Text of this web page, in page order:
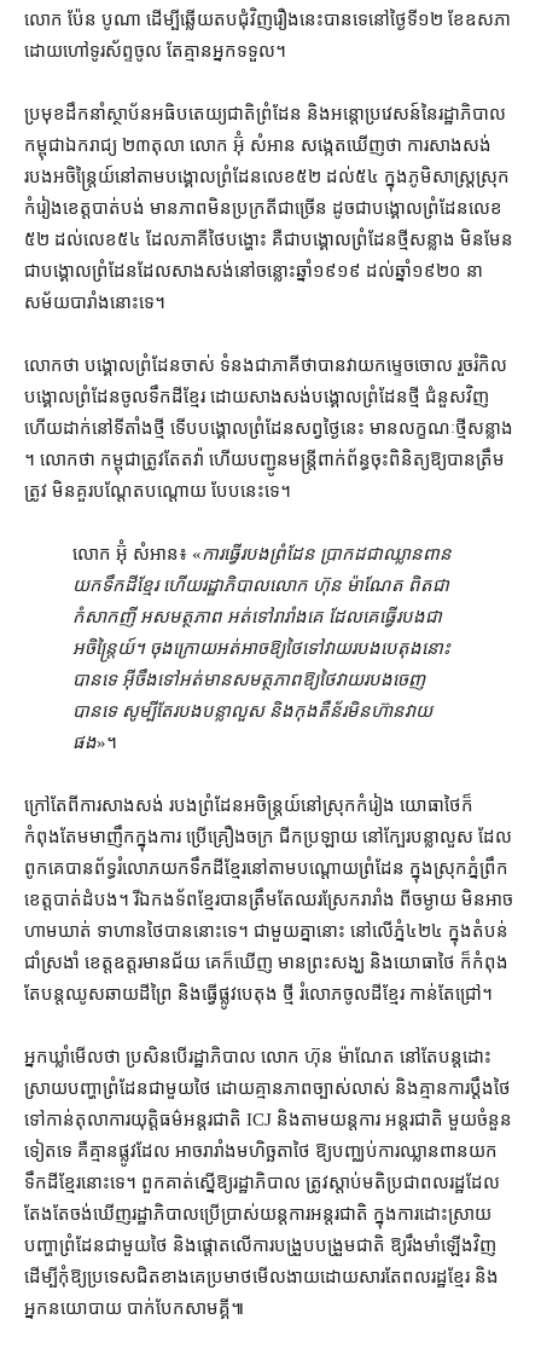
លោក ប៉ែន បូណា ដើម្បី​ឆ្លើយតប​ជុំវិញ​រឿង​នេះ​បានទេ​នៅ​ថ្ងៃទី​១២ ខែឧសភា
ដោយ​ហៅ​ទូរស័ព្ទ​ចូល តែ​គ្មាន​អ្នកទទួល។
ប្រមុខ​ដឹកនាំ​ស្ថាប័ន​អធិបតេយ្យ​ជាតិ​ព្រំដែន និង​អន្តោប្រវេសន៍​នៃ​រដ្ឋាភិបាល​
កម្ពុជា​ឯករាជ្យ ២៣​តុលា លោក អ៊ុំ សំអាន សង្កេត​ឃើញ​ថា ការ​សាងសង់​
របង​អចិន្ត្រៃយ៍​នៅ​តាម​បង្គោល​ព្រំដែន​លេខ​៥២ ដល់​៥៤ ក្នុងភូមិ​សាស្ត្រ​ស្រុក​
កំរៀង​ខេត្ត​បាត់បង់ មាន​ភាព​មិន​ប្រក្រតី​ជាច្រើន ដូចជា​បង្គោល​ព្រំដែន​លេខ​
៥២ ដល់​លេខ​៥៤ ដែល​ភាគី​ថៃ​បង្ហោះ គឺជា​បង្គោល​ព្រំដែន​ថ្មី​សន្លាង មិនមែន​
ជា​បង្គោល​ព្រំដែន​ដែល​សាងសង់​នៅ​ចន្លោះ​ឆ្នាំ​១៩១៩ ដល់​ឆ្នាំ​១៩២០ នា​
សម័យ​បារាំង​នោះ​ទេ​។​
លោក​ថា បង្គោល​ព្រំដែន​ចាស់ ទំនងជា​ភាគី​ថា​បាន​វាយកម្ទេច​ចោល រួច​រំកិល​
បង្គោល​ព្រំដែន​ចូល​ទឹកដី​ខ្មែរ ដោយ​សាងសង់​បង្គោលព្រំ​ដែន​ថ្មី ជំនួស​វិញ
ហើយ​ដាក់​នៅ​ទីតាំង​ថ្មី ទើប​បង្គោល​ព្រំដែន​សព្វ​ថ្ងៃនេះ មាន​លក្ខណៈ​ថ្មី​សន្លាង​
។ លោក​ថា កម្ពុជា​ត្រូវតែ​តវ៉ា ហើយ​បញ្ជូន​មន្ត្រី​ពាក់ព័ន្ធ​ចុះ​ពិនិត្យ​ឱ្យ​បាន​ត្រឹម
ត្រូវ មិន​គួរ​បណ្ដែតបណ្ដោយ បែប​នេះ​ទេ។
លោក អ៊ុំ សំអាន៖ «ការ​ធ្វើ​របង​ព្រំដែន ប្រាកដជា​ឈ្លានពាន​
យក​ទឹកដី​ខ្មែរ ហើយ​រដ្ឋាភិបាល​លោក ហ៊ុន ម៉ាណែត ពិតជា​
កំសាកញី អសមត្ថភាព អត់​ទៅ​រារាំង​គេ ដែល​គេ​ធ្វើ​របង​ជា​
អចិន្ត្រៃយ៍​។ ចុងក្រោយ​អត់​អាច​ឱ្យ​ថៃ​ទៅ​វាយ​របង​បេតុង​នោះ​
បាន​ទេ អ៊ីចឹង​ទៅ​អត់​មាន​សមត្ថភាព​ឱ្យ​ថៃ​វាយ​របង​ចេញ​
បានទេ សូម្បីតែ​របង​បន្លា​លួស និង​កុងតឺន័រ​មិន​ហ៊ាន​វាយ​
ផង»។
ក្រៅ​តែ​ពី​ការ​សាងសង់ របង​ព្រំដែន​អចិន្ត្រយ៍​នៅ​ស្រុក​កំរៀង យោធា​ថៃ​ក៏​
កំពុងតែ​មមាញឹក​ក្នុង​ការ ប្រើ​គ្រឿងចក្រ ជីក​ប្រឡាយ នៅ​ក្បែរ​បន្លា​លួស ដែល​
ពូកគេ​បាន​ព័ទ្ធ​រំលោភ​យក​ទឹកដី​ខ្មែរ​នៅ​តាម​បណ្ដោយ​ព្រំដែន ក្នុងស្រុក​ភ្នំព្រឹក
ខេត្តបាត់ដំបង​។ រីឯ​កងទ័ព​ខ្មែរ​បាន​ត្រឹមតែ​ឈរ​ស្រែក​រារាំង ពី​ចម្ងាយ មិនអាច​
ហាមឃាត់ ទាហាន​ថៃ​បាន​នោះ​ទេ​។ ជាមួយគ្នា​នោះ នៅ​លើ​ភ្នំ​៤២៤ ក្នុង​តំបន់​
ជាំស្រងាំ ខេត្ត​ឧត្តរមានជ័យ គេ​ក៏​ឃើញ មាន​ព្រះសង្ឃ និង​យោធា​ថៃ ក៏​កំពុង​
តែ​បន្ត​ឈូស​ឆាយ​ដី​ព្រៃ និង​ធ្វើ​ផ្លូវ​បេតុង ថ្មី រំលោភ​ចូល​ដី​ខ្មែរ កាន់តែ​ជ្រៅ។
អ្នកឃ្លាំមើល​ថា ប្រសិនបើ​រដ្ឋាភិបាល លោក ហ៊ុន ម៉ាណែត នៅតែ​បន្ត​ដោះ
ស្រាយ​បញ្ហា​ព្រំដែន​ជាមួយ​ថៃ ដោយ​គ្មាន​ភាព​ច្បាស់លាស់ និង​គ្មាន​ការ​ប្ដឹង​ថៃ​
ទៅកាន់​តុលាការ​យុត្តិធម៌​អន្តរជាតិ ICJ និង​តាម​យន្តការ អន្តរជាតិ មួយ​ចំនួន​
ទៀត​ទេ គឺ​គ្មាន​ផ្លូវ​ដែល អាច​រារាំង​មហិច្ឆតា​ថៃ ឱ្យ​បញ្ឈប់​ការឈ្លានពាន​យក​
ទឹកដី​ខ្មែរ​នោះ​ទេ​។ ពួកគាត់​ស្នើ​ឱ្យ​រដ្ឋាភិបាល ត្រូវ​ស្ដាប់​មតិ​ប្រជាពលរដ្ឋ​ដែល​
តែងតែ​ចង់​ឃើញ​រដ្ឋាភិបាល​ប្រើប្រាស់​យន្តការ​អន្តរជាតិ ក្នុង​ការ​ដោះស្រាយ​
បញ្ហា​ព្រំដែន​ជាមួយ​ថៃ និង​ផ្ដោត​លើ​ការ​បង្រួបបង្រួម​ជាតិ ឱ្យ​រឹងមាំ​ឡើងវិញ
ដើម្បី​កុំឱ្យ​ប្រទេសជិតខាង​គេ​ប្រមាថមើលងាយ​ដោយសារតែ​ពលរដ្ឋ​ខ្មែរ និង​
អ្នកនយោបាយ បាក់បែក​សាមគ្គី៕